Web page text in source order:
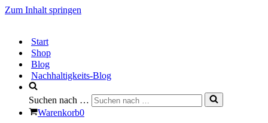
Zum Inhalt springen
Start
Shop
Blog
Nachhaltigkeits-Blog
Suchen nach …
Warenkorb0